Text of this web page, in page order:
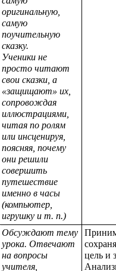
оригинальную,
самую
поучительную
сказку.
Ученики не
просто читают
свои сказки, а
«защищают» их,
сопровождая
иллюстрациями,
читая по ролям
или инсценируя,
поясняя, почему
они решили
совершить
путешествие
именно в часы
(компьютер,
игрушку и т. п.)
Обсуждают тему
урока. Отвечают
на вопросы
учителя,
цель и